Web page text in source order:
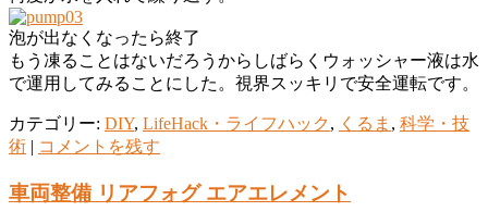
泡が出なくなったら終了
もう凍ることはないだろうからしばらくウォッシャー液は水
で運用してみることにした。視界スッキリで安全運転です。
カテゴリー: DIY, LifeHack・ライフハック , くるま , 科学・技
術 | コメントを残す
車両整備 リアフォグ エアエレメント